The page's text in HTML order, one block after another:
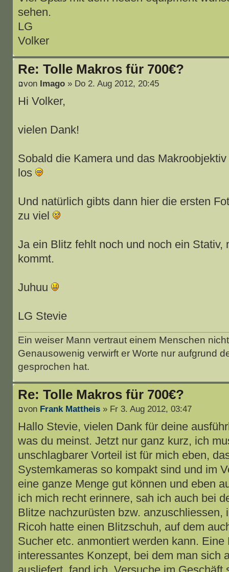
sehen.
LG
Volker
Re: Tolle Makros für 700€?
von Imago» Do 2. Aug 2012, 20:45
Hi Volker,
vielen Dank!
Sobald die Kamera und das
los
Und natürlich gibts dann hier die ersten
zu viel
Ja ein Blitz fehlt noch und noch ein Stativ,
kommt.
Juhuu
LG Stevie
Ein weiser Mann vertraut einem Menschen
Genausowenig verwirft er Worte nur aufgrund
gesprochen hat.
Re: Tolle Makros für 700€?
von Frank Mattheis» Fr 3. Aug 2012, 03:47
Hallo Stevie, vielen Dank für deine
was du meinst. Jetzt nur ganz kurz, ich
unschlagbarer Vorteil ist für mich eben,
Systemkameras so kompakt sind und im
eine ganze Menge gut können und eben
ich mich recht erinnere, sah ich auch bei
Blitze nachzurüsten bzw. anzuschliessen,
Ricoh hatte einen Blitzschuh, auf dem
Sucher etc. anmontiert werden kann.
interessantes Konzept, bei dem man sich